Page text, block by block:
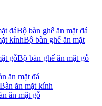
Bộ bàn ghế ăn mặt đá
Bộ bàn ghế ăn mặt
Bộ bàn ghế ăn mặt gỗ
ăn mặt đá
Bàn ăn mặt kính
ăn mặt gỗ